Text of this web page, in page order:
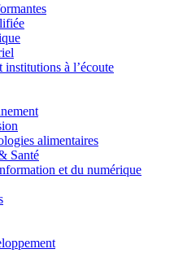
institutions à l’écoute
alimentaires
Santé
et du numérique